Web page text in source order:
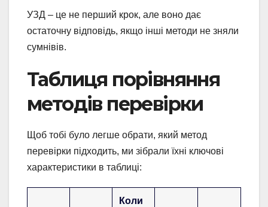
УЗД – це не перший крок, але воно дає
остаточну відповідь, якщо інші методи не зняли
сумнівів.
Таблиця порівняння
методів перевірки
Щоб тобі було легше обрати, який метод
перевірки підходить, ми зібрали їхні ключові
характеристики в таблиці:
Коли